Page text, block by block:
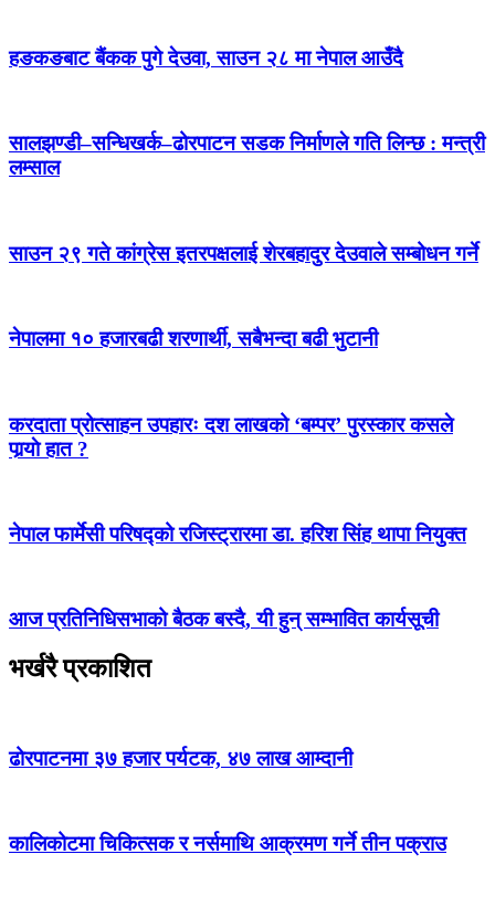
हङकङबाट बैंकक पुगे देउवा, साउन २८ मा नेपाल आउँदै
सालझण्डी–सन्धिखर्क–ढोरपाटन सडक निर्माणले गति लिन्छ : मन्त्री
लम्साल
साउन २९ गते कांग्रेस इतरपक्षलाई शेरबहादुर देउवाले सम्बोधन गर्ने
नेपालमा १० हजारबढी शरणार्थी, सबैभन्दा बढी भुटानी
करदाता प्रोत्साहन उपहारः दश लाखको ‘बम्पर’ पुरस्कार कसले
पार्‍याे हात ?
नेपाल फार्मेसी परिषद्को रजिस्ट्रारमा डा. हरिश सिंह थापा नियुक्त
आज प्रतिनिधिसभाको बैठक बस्दै, यी हुन् सम्भावित कार्यसूची
भर्खरै प्रकाशित
ढोरपाटनमा ३७ हजार पर्यटक, ४७ लाख आम्दानी
कालिकोटमा चिकित्सक र नर्समाथि आक्रमण गर्ने तीन पक्राउ